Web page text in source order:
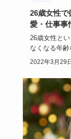
26歳女性で
愛・仕事事
26歳女性と
なくなる年齢
微妙な年齢と
2022年3月29日